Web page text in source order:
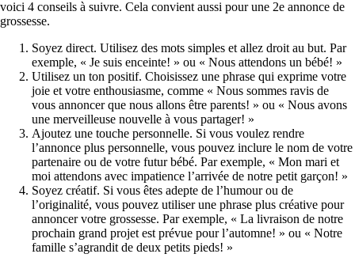
voici 4 conseils à suivre. Cela convient aussi pour une 2e annonce de
grossesse.
Soyez direct. Utilisez des mots simples et allez droit au but. Par
exemple, « Je suis enceinte! » ou « Nous attendons un bébé! »
Utilisez un ton positif. Choisissez une phrase qui exprime votre
joie et votre enthousiasme, comme « Nous sommes ravis de
vous annoncer que nous allons être parents! » ou « Nous avons
une merveilleuse nouvelle à vous partager! »
Ajoutez une touche personnelle. Si vous voulez rendre
l’annonce plus personnelle, vous pouvez inclure le nom de votre
partenaire ou de votre futur bébé. Par exemple, « Mon mari et
moi attendons avec impatience l’arrivée de notre petit garçon! »
Soyez créatif. Si vous êtes adepte de l’humour ou de
l’originalité, vous pouvez utiliser une phrase plus créative pour
annoncer votre grossesse. Par exemple, « La livraison de notre
prochain grand projet est prévue pour l’automne! » ou « Notre
famille s’agrandit de deux petits pieds! »